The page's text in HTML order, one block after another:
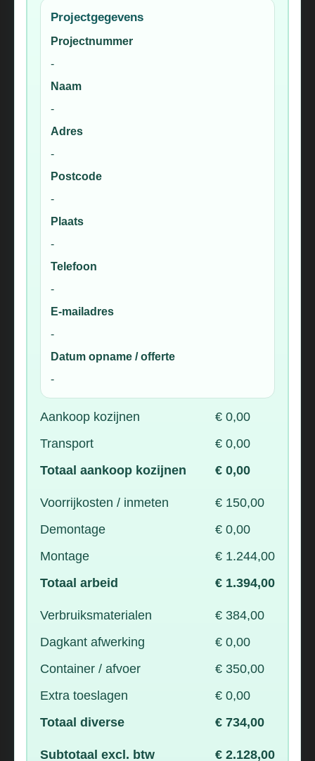
Projectgegevens
Projectnummer
-
Naam
-
Adres
-
Postcode
-
Plaats
-
Telefoon
-
E-mailadres
-
Datum opname / offerte
-
Aankoop kozijnen
€ 0,00
Transport
€ 0,00
Totaal aankoop kozijnen
€ 0,00
Voorrijkosten / inmeten
€ 150,00
Demontage
€ 0,00
Montage
€ 1.244,00
Totaal arbeid
€ 1.394,00
Verbruiksmaterialen
€ 384,00
Dagkant afwerking
€ 0,00
Container / afvoer
€ 350,00
Extra toeslagen
€ 0,00
Totaal diverse
€ 734,00
Subtotaal excl. btw
€ 2.128,00